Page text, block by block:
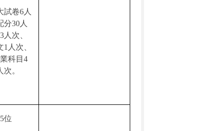
試卷6人
分30人
人次、
1 人次、
科目 4
次。
位